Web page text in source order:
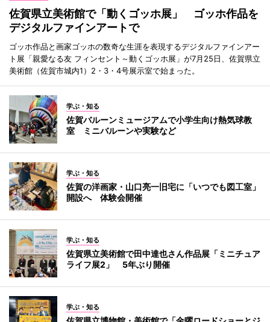
佐賀県立美術館で「動くゴッホ展」 ゴッホ作品を
デジタルファインアートで
ゴッホ作品と画家ゴッホの数奇な生涯を表現するデジタルファインアー
ト展「親愛なる友 フィンセント～動くゴッホ展」が7月25日、佐賀県立
美術館（佐賀市城内1）2・3・4号展示室で始まった。
学ぶ・知る
佐賀バルーンミュージアムで小学生向け熱気球教
室 ミニバルーンや実験など
学ぶ・知る
佐賀の洋画家・山口亮一旧宅に「いつでも図工室」
開設へ 体験会開催
学ぶ・知る
佐賀県立美術館で田中達也さん作品展「ミニチュア
ライフ展2」 5年ぶり開催
学ぶ・知る